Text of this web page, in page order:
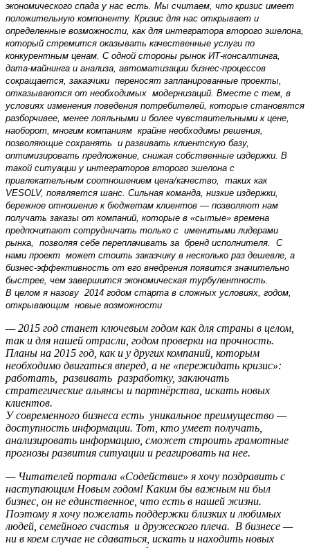
экономического спада у нас есть. Мы считаем, что кризис имеет
положительную компоненту. Кризис для нас открывает и
определенные возможности, как для интегратора второго эшелона,
который стремится оказывать качественные услуги по
конкурентным ценам. С одной стороны рынок ИТ-консалтинга,
дата-майнинга и анализа, автоматизации бизнес-процессов
сокращается, заказчики переносят запланированные проекты,
отказываются от необходимых модернизаций. Вместе с тем, в
условиях изменения поведения потребителей, которые становятся
разборчивее, менее лояльными и более чувствительными к цене,
наоборот, многим компаниям крайне необходимы решения,
позволяющие сохранять и развивать клиентскую базу,
оптимизировать предложение, снижая собственные издержки. В
такой ситуации у интеграторов второго эшелона с
привлекательным соотношением цена/качество, таких как
VESOLV, появляется шанс. Сильная команда, низкие издержки,
бережное отношение к бюджетам клиентов — позволяют нам
получать заказы от компаний, которые в «сытые» времена
предпочитают сотрудничать только с именитыми лидерами
рынка, позволяя себе переплачивать за бренд исполнителя. С
нами проект может стоить заказчику в несколько раз дешевле, а
бизнес-эффективность от его внедрения появится значительно
быстрее, чем завершится экономическая турбулентность.
В целом я назову 2014 годом старта в сложных условиях, годом,
открывающим новые возможности
— 2015 год станет ключевым годом как для страны в целом,
так и для нашей отрасли, годом проверки на прочность.
Планы на 2015 год, как и у других компаний, которым
необходимо двигаться вперед, а не «пережидать кризис»:
работать, развивать разработку, заключать
стратегические альянсы и партнёрства, искать новых
клиентов.
У современного бизнеса есть уникальное преимущество —
доступность информации. Тот, кто умеет получать,
анализировать информацию, сможет строить грамотные
прогнозы развития ситуации и реагировать на нее.
— Читателей портала «Содействие» я хочу поздравить с
наступающим Новым годом! Каким бы важным ни был
бизнес, он не единственное, что есть в нашей жизни.
Поэтому я хочу пожелать поддержки близких и любимых
людей, семейного счастья и дружеского плеча. В бизнесе —
ни в коем случае не сдаваться, искать и находить новых